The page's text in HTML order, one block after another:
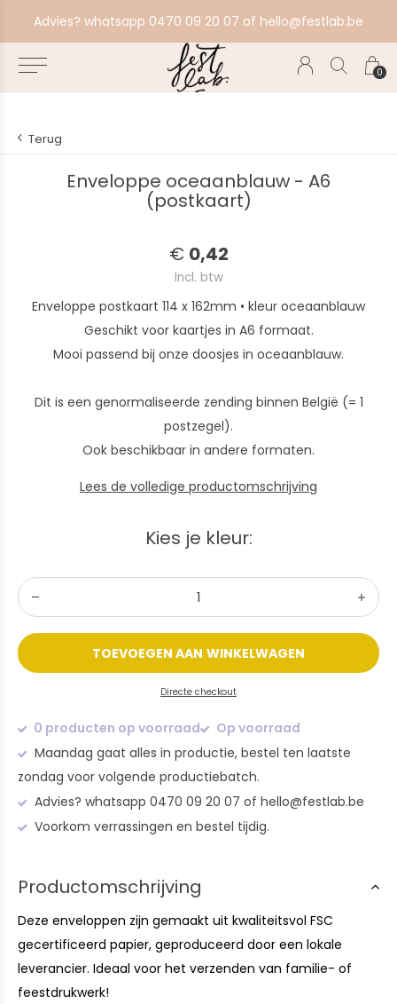
0
Advies? whatsapp 0470 09 20 07 of hello@festlab.be
Terug
Enveloppe oceaanblauw - A6
(postkaart)
€ 0,42
Incl. btw
Enveloppe postkaart 114 x 162mm • kleur oceaanblauw
Geschikt voor kaartjes in A6 formaat.
Mooi passend bij onze doosjes in oceaanblauw.
Dit is een genormaliseerde zending binnen België (= 1
postzegel).
Ook beschikbaar in andere formaten.
Lees de volledige productomschrijving
Kies je kleur:
TOEVOEGEN AAN WINKELWAGEN
Directe checkout
0 producten op voorraad
Op voorraad
Maandag gaat alles in productie, bestel ten laatste
zondag voor volgende productiebatch.
Advies? whatsapp 0470 09 20 07 of hello@festlab.be
Voorkom verrassingen en bestel tijdig.
Productomschrijving
Deze enveloppen zijn gemaakt uit kwaliteitsvol FSC
gecertificeerd papier, geproduceerd door een lokale
leverancier. Ideaal voor het verzenden van familie- of
feestdrukwerk!